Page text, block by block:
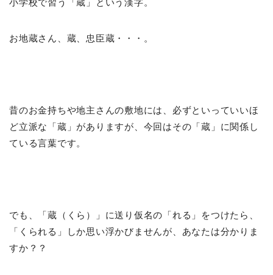
小学校で習う「蔵」という漢字。
お地蔵さん、蔵、忠臣蔵・・・。
昔のお金持ちや地主さんの敷地には、必ずといっていいほ
ど立派な「蔵」がありますが、今回はその「蔵」に関係し
ている言葉です。
でも、「蔵（くら）」に送り仮名の「れる」をつけたら、
「くられる」しか思い浮かびませんが、あなたは分かりま
すか？？